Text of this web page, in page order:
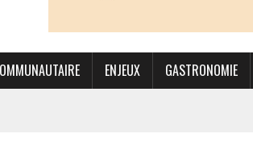
ENJEUX GASTRONOMIE